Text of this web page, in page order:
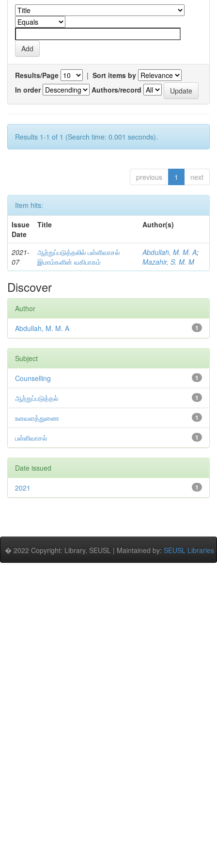
Results/Page | Sort items by
In order
Authors/record
Results 1-1 of 1 (Search time: 0.001 seconds).
previous 1 next
Item hits:
Issue
Date
Title Author(s)
2021-
07
ஆற்றுப்படுத்தலில் பள்ளிவாசல்
இமாம்களின் வகிபாகம்
Abdullah, M. M. A;
Mazahir, S. M. M
Discover
Author
1
Abdullah, M. M. A
Subject
1
Counselling
1
ஆற்றுப்படுத்தல்
1
உளவளத்துணை
1
பள்ளிவாசல்
Date issued
1
2021
� 2022 Copyright: Library, SEUSL | Maintained by: SEUSL Libraries